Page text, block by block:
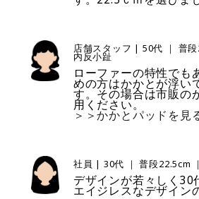
店舗スタッフ | 50代 ｜ 普段
内反小趾
ローファーの特性でも
めの方はかかとが浮い
す。その場合は市販の
用ください。
＞＞かかとパッドを見
社員 | 30代 ｜ 普段22.5cm
デザインが若々しく30
エイジレスなデザイン